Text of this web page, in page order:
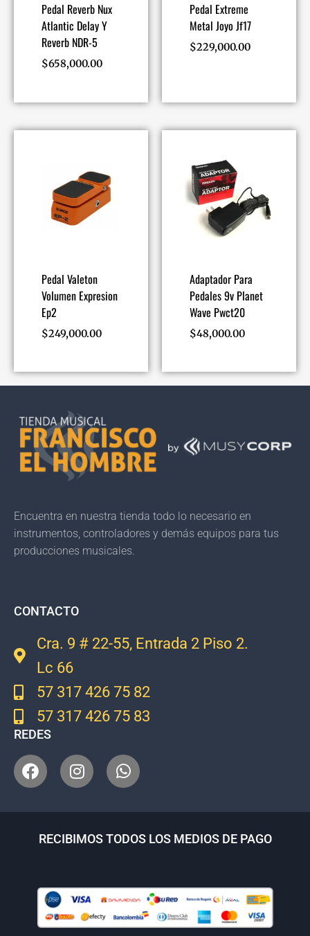
Pedal Reverb Nux
Atlantic Delay Y
Reverb NDR-5
$658,000.00
Pedal Extreme
Metal Joyo Jf17
$229,000.00
Pedal Valeton
Volumen Expresion
Ep2
$249,000.00
Adaptador Para
Pedales 9v Planet
Wave Pwct20
$48,000.00
Encuentra en nuestra tienda todo lo necesario en
instrumentos, controladores y demás equipos para tus
producciones musicales.
CONTACTO
Cra. 9 # 22-55, Entrada 2 Piso 2.
Lc 66
57 317 426 75 82
57 317 426 75 83
REDES
RECIBIMOS TODOS LOS MEDIOS DE PAGO